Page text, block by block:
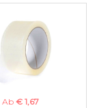
Ab € 1,67